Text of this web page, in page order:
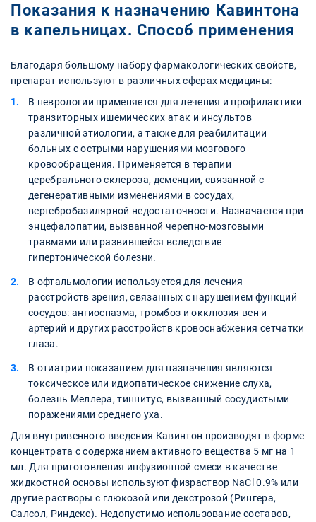
Показания к назначению Кавинтона
в капельницах. Способ применения
Благодаря большому набору фармакологических свойств,
препарат используют в различных сферах медицины:
В неврологии применяется для лечения и профилактики
транзиторных ишемических атак и инсультов
различной этиологии, а также для реабилитации
больных с острыми нарушениями мозгового
кровообращения. Применяется в терапии
церебрального склероза, деменции, связанной с
дегенеративными изменениями в сосудах,
вертебробазилярной недостаточности. Назначается при
энцефалопатии, вызванной черепно-мозговыми
травмами или развившейся вследствие
гипертонической болезни.
В офтальмологии используется для лечения
расстройств зрения, связанных с нарушением функций
сосудов: ангиоспазма, тромбоз и окклюзия вен и
артерий и других расстройств кровоснабжения сетчатки
глаза.
В отиатрии показанием для назначения являются
токсическое или идиопатическое снижение слуха,
болезнь Меллера, тиннитус, вызванный сосудистыми
поражениями среднего уха.
Для внутривенного введения Кавинтон производят в форме
концентрата с содержанием активного вещества 5 мг на 1
мл. Для приготовления инфузионной смеси в качестве
жидкостной основы используют физраствор NaCl 0.9% или
другие растворы с глюкозой или декстрозой (Рингера,
Салсол, Риндекс). Недопустимо использование составов,